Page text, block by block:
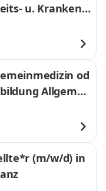
u. Krankenp
od
Allgemei
Lehre
(m/w/d) in